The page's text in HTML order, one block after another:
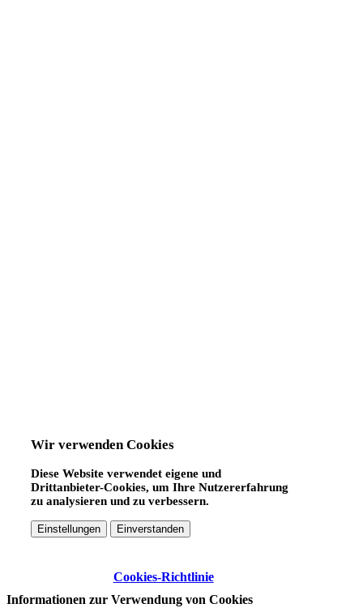
Wir verwenden Cookies
Diese Website verwendet eigene und
Drittanbieter-Cookies, um Ihre Nutzererfahrung
zu analysieren und zu verbessern.
Einstellungen Einverstanden
Cookies-Richtlinie
Informationen zur Verwendung von Cookies